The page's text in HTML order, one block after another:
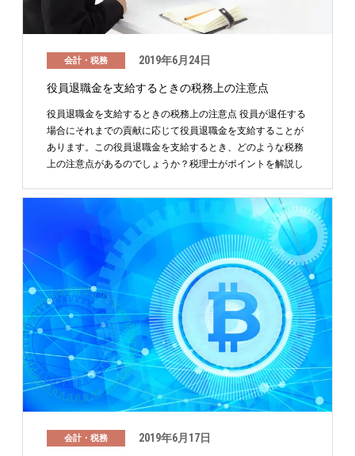
会計・税務 2019年6月24日
役員退職金を支給するときの税務上の注意点
役員退職金を支給するときの税務上の注意点 役員が退任する
場合にそれまでの貢献に応じて役員退職金を支給することが
あります。この役員退職金を支給するとき、どのような税務
上の注意点があるのでしょうか？税理士がポイントを解説し
会計・税務 2019年6月17日